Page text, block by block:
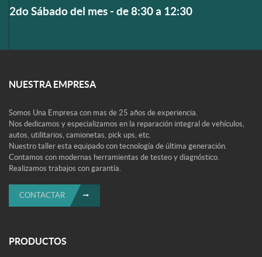
2do Sábado del mes - de 8:30 a 12:30
NUESTRA EMPRESA
Somos Una Empresa con mas de 25 años de experiencia.
Nos dedicamos y especializamos en la reparación integral de vehículos,
autos, utilitarios, camionetas, pick ups, etc.
Nuestro taller esta equipado con tecnología de última generación.
Contamos con modernas herramientas de testeo y diagnóstico.
Realizamos trabajos con garantía.
CONTACTAR
PRODUCTOS